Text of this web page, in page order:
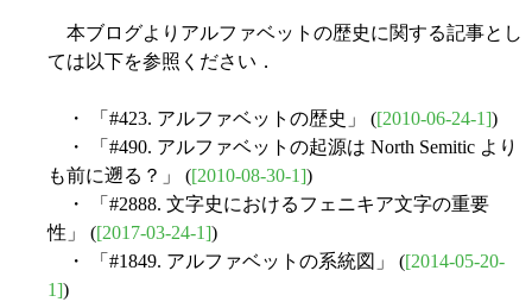
本ブログよりアルファベットの歴史に関する記事とし
ては以下を参照ください．
・ 「#423. アルファベットの歴史」 ([2010-06-24-1])
・ 「#490. アルファベットの起源は North Semitic より
も前に遡る？」 ([2010-08-30-1])
・ 「#2888. 文字史におけるフェニキア文字の重要
性」 ([2017-03-24-1])
・ 「#1849. アルファベットの系統図」 ([2014-05-20-
1])